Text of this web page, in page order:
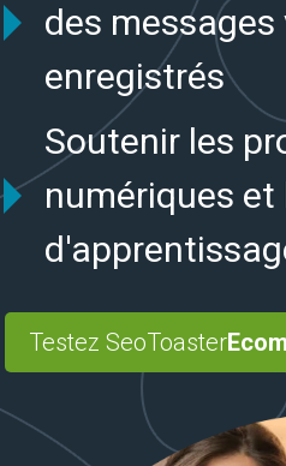
des
enregistrés
Soutenir les
numériques
Testez SeoToaster